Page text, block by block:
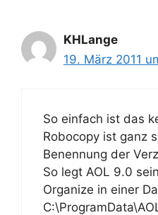
KHLange
19. März 2011
So einfach ist das
Robocopy ist ganz
Benennung der
So legt AOL 9.0
Organize in einer